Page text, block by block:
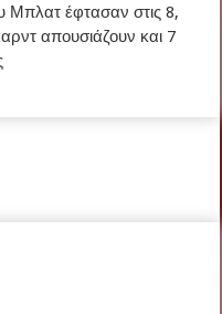
Μπλατ έφτασαν στις 8,
απουσιάζουν και 7